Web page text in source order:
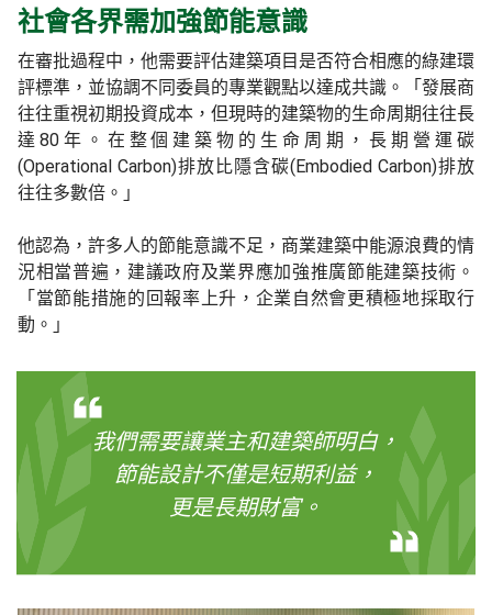
社會各界需加強節能意識
在審批過程中，他需要評估建築項目是否符合相應的綠建環
評標準，並協調不同委員的專業觀點以達成共識。「發展商
往往重視初期投資成本，但現時的建築物的生命周期往往長
達80年。在整個建築物的生命周期，長期營運碳
(Operational Carbon)排放比隱含碳(Embodied Carbon)排放
往往多數倍。」
他認為，許多人的節能意識不足，商業建築中能源浪費的情
況相當普遍，建議政府及業界應加強推廣節能建築技術。
「當節能措施的回報率上升，企業自然會更積極地採取行
動。｣
我們需要讓業主和建築師明白，
節能設計不僅是短期利益，
更是長期財富。